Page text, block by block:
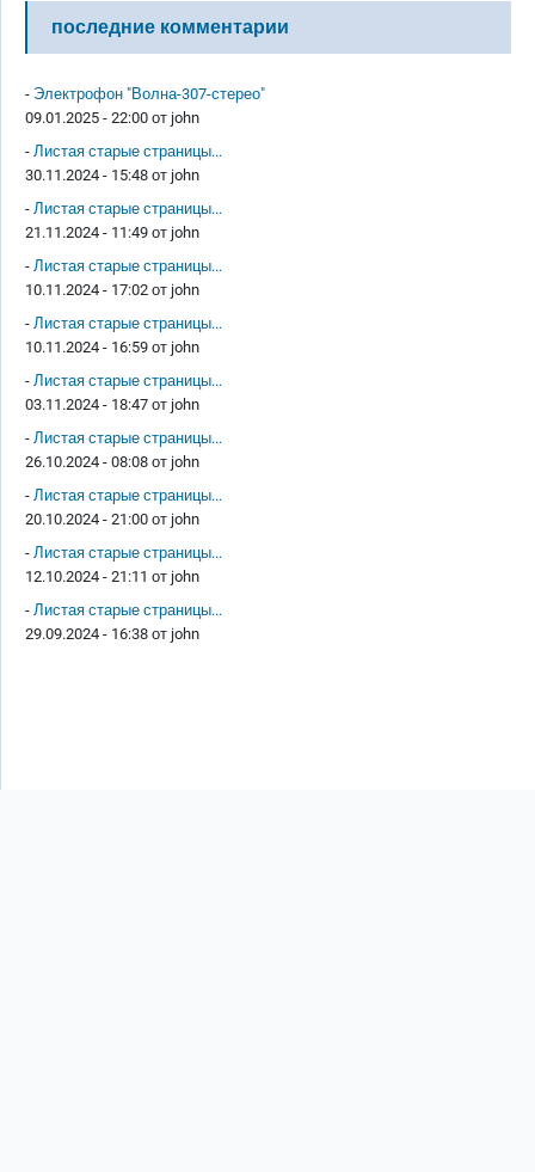
последние комментарии
- Электрофон "Волна-307-стерео"
09.01.2025 - 22:00 от john
- Листая старые страницы...
30.11.2024 - 15:48 от john
- Листая старые страницы...
21.11.2024 - 11:49 от john
- Листая старые страницы...
10.11.2024 - 17:02 от john
- Листая старые страницы...
10.11.2024 - 16:59 от john
- Листая старые страницы...
03.11.2024 - 18:47 от john
- Листая старые страницы...
26.10.2024 - 08:08 от john
- Листая старые страницы...
20.10.2024 - 21:00 от john
- Листая старые страницы...
12.10.2024 - 21:11 от john
- Листая старые страницы...
29.09.2024 - 16:38 от john